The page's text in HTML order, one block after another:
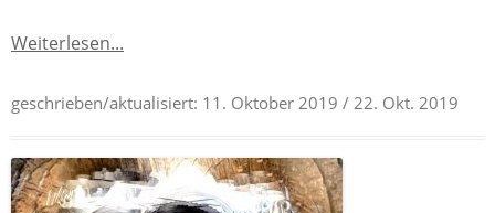
Weiterlesen...
geschrieben/aktualisiert: 11. Oktober 2019 / 22. Okt. 2019